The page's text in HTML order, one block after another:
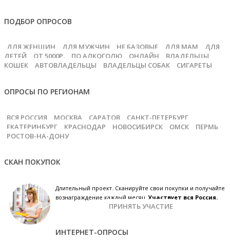
ПОДБОР ОПРОСОВ
ДЛЯ ЖЕНЩИН ДЛЯ МУЖЧИН НЕ БАЗОВЫЕ ДЛЯ МАМ
ДЛЯ
ДЕТЕЙ
ОТ 5000Р. ПО АЛКОГОЛЮ ОНЛАЙН
ВЛАДЕЛЬЦЫ
КОШЕК
АВТОВЛАДЕЛЬЦЫ ВЛАДЕЛЬЦЫ СОБАК СИГАРЕТЫ
ОПРОСЫ ПО РЕГИОНАМ
ВСЯ РОССИЯ МОСКВА САРАТОВ
САНКТ-ПЕТЕРБУРГ
ЕКАТЕРИНБУРГ
КРАСНОДАР НОВОСИБИРСК ОМСК
ПЕРМЬ
РОСТОВ-НА-ДОНУ
СКАН ПОКУПОК
Длительный проект. Сканируйте свои покупки и получайте
вознаграждение каждый месяц.Участвует вся Россия.
ПРИНЯТЬ УЧАСТИЕ
ИНТЕРНЕТ-ОПРОСЫ